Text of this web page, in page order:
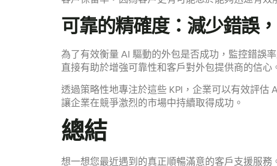
可靠的精確度：減少錯誤
為了有效衡量 AI 驅動的外包是否成功，監控錯誤
直接有助於增強可靠性和客戶對外包提供商的信
透過策略性地專注於這些 KPI，企業可以有效評估
讓企業在競爭激烈的市場中持續取得成功。
總結
想一想您最近遇到的真正順暢滿意的客戶支援服